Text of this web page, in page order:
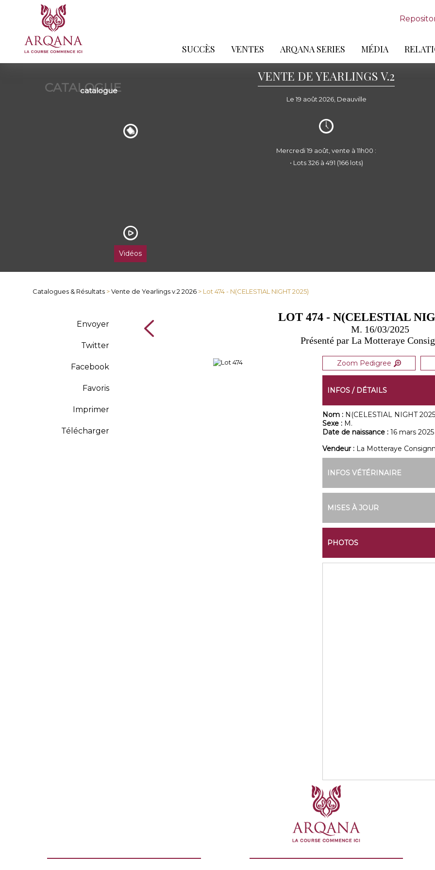
SUCCÈS VENTES ARQANA SERIES MÉDIA
CATALOGUE
catalogue
VENTE DE YEARLINGS V.2
Le 19 août 2026, Deauville
Vidéos
Mercredi 19 août, vente à 11h00 :
• Lots 326 à 491 (166 lots)
Catalogues & Résultats >Vente de Yearlings v.2 2026 > Lot 474 - N(CELESTIAL NIGHT 2025)
Envoyer
Twitter
Facebook
Favoris
Imprimer
Télécharger
LOT 474 - N(CELESTIAL
M. 16/03/2025
Présenté par La Motteraye
Zoom Pedigree
INFOS / DÉTAILS
Nom : N(CELESTIAL NIGHT
Sexe : M.
Date de naissance : 16 mars 2025
Vendeur : La Motteraye
INFOS VÉTÉRINAIRE
MISES À JOUR
PHOTOS